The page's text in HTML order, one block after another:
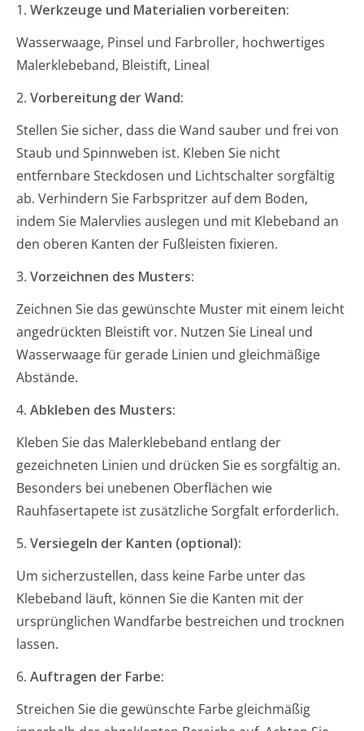
1. Werkzeuge und Materialien vorbereiten:
Wasserwaage, Pinsel und Farbroller, hochwertiges
Malerklebeband, Bleistift, Lineal
2. Vorbereitung der Wand:
Stellen Sie sicher, dass die Wand sauber und frei von
Staub und Spinnweben ist. Kleben Sie nicht
entfernbare Steckdosen und Lichtschalter sorgfältig
ab. Verhindern Sie Farbspritzer auf dem Boden,
indem Sie Malervlies auslegen und mit Klebeband an
den oberen Kanten der Fußleisten fixieren.
3. Vorzeichnen des Musters:
Zeichnen Sie das gewünschte Muster mit einem leicht
angedrückten Bleistift vor. Nutzen Sie Lineal und
Wasserwaage für gerade Linien und gleichmäßige
Abstände.
4. Abkleben des Musters:
Kleben Sie das Malerklebeband entlang der
gezeichneten Linien und drücken Sie es sorgfältig an.
Besonders bei unebenen Oberflächen wie
Rauhfasertapete ist zusätzliche Sorgfalt erforderlich.
5. Versiegeln der Kanten (optional):
Um sicherzustellen, dass keine Farbe unter das
Klebeband läuft, können Sie die Kanten mit der
ursprünglichen Wandfarbe bestreichen und trocknen
lassen.
6. Auftragen der Farbe:
Streichen Sie die gewünschte Farbe gleichmäßig